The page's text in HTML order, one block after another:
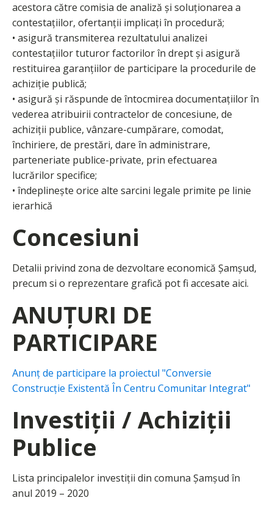
acestora către comisia de analiză și soluționarea a
contestațiilor, ofertanții implicați în procedură;
• asigură transmiterea rezultatului analizei
contestațiilor tuturor factorilor în drept și asigură
restituirea garanțiilor de participare la procedurile de
achiziție publică;
• asigură și răspunde de întocmirea documentațiilor în
vederea atribuirii contractelor de concesiune, de
achiziții publice, vânzare-cumpărare, comodat,
închiriere, de prestări, dare în administrare,
parteneriate publice-private, prin efectuarea
lucrărilor specifice;
• îndeplinește orice alte sarcini legale primite pe linie
ierarhică
Concesiuni
Detalii privind zona de dezvoltare economică Şamşud,
precum si o reprezentare grafică pot fi accesate aici.
ANUȚURI DE
PARTICIPARE
Anunţ de participare la proiectul "Conversie
Construcţie Existentă În Centru Comunitar Integrat"
Investiţii / Achiziţii
Publice
Lista principalelor investiții din comuna Şamşud în
anul 2019 – 2020